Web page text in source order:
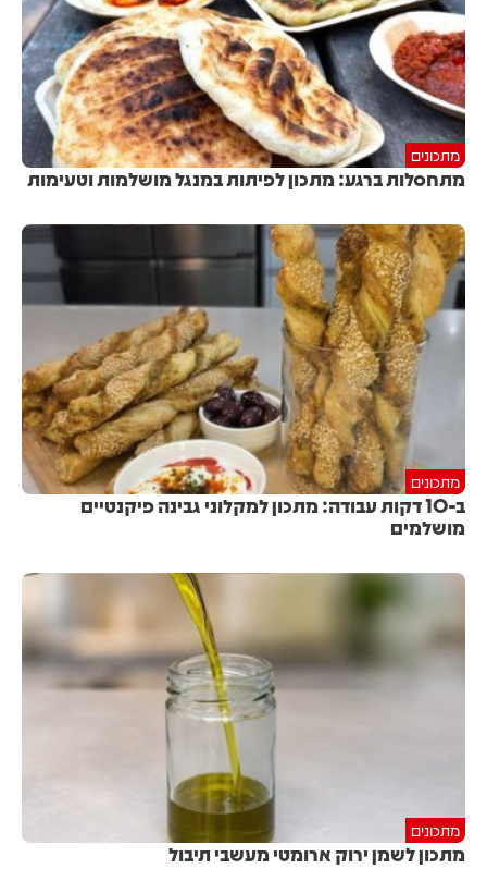
מתכונים
מתחסלות ברגע: מתכון לפיתות במנגל מושלמות וטעימות
מתכונים
ב-10 דקות עבודה: מתכון למקלוני גבינה פיקנטיים
מושלמים
מתכונים
מתכון לשמן ירוק ארומטי מעשבי תיבול